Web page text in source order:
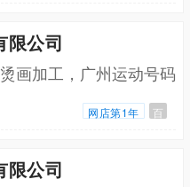
限公司
画加工，广州运动号码
网店第1年 百
限公司